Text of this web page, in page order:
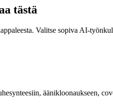
tästä
Valitse sopiva AI-
äänikloonaukseen,